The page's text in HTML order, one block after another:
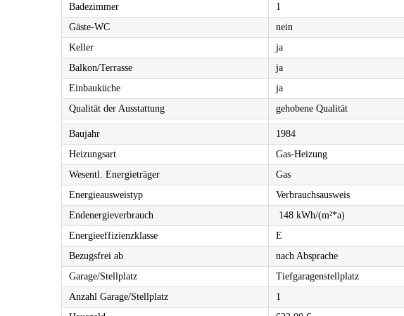
Badezimmer
1
Gäste-WC
nein
Keller
ja
Balkon/Terrasse
ja
Einbauküche
ja
Qualität der Ausstattung
gehobene Qualität
Baujahr
1984
Heizungsart
Gas-Heizung
Wesentl. Energieträger
Gas
Energieausweistyp
Verbrauchsausweis
Endenergieverbrauch
148 kWh/(m²*a)
Energieeffizienzklasse
E
Bezugsfrei ab
nach Absprache
Garage/Stellplatz
Tiefgaragenstellplatz
Anzahl Garage/Stellplatz
1